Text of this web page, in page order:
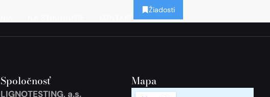
Žiadosti
Spoločnosť
LIGNOTESTING, a.s.
Mapa